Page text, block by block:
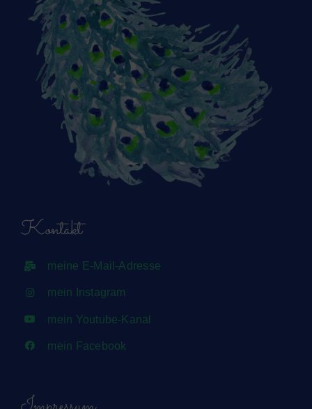
Kontakt
meine E-Mail-Adresse
mein Instagram
mein Youtube-Kanal
mein Facebook